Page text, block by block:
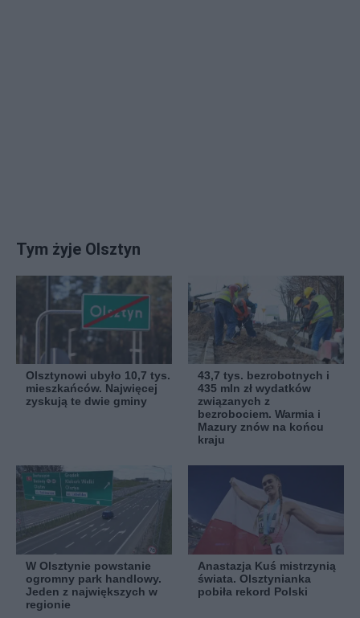
Tym żyje Olsztyn
Olsztynowi ubyło 10,7 tys.
mieszkańców. Najwięcej
zyskują te dwie gminy
43,7 tys. bezrobotnych i
435 mln zł wydatków
związanych z
bezrobociem. Warmia i
Mazury znów na końcu
kraju
W Olsztynie powstanie
ogromny park handlowy.
Jeden z największych w
regionie
Anastazja Kuś mistrzynią
świata. Olsztynianka
pobiła rekord Polski